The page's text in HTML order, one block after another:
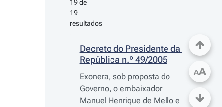
19 de
19
resultados
Decreto do Presidente da
República n.º 49/2005
Exonera, sob proposta do
Governo, o embaixador
Manuel Henrique de Mello e
AA